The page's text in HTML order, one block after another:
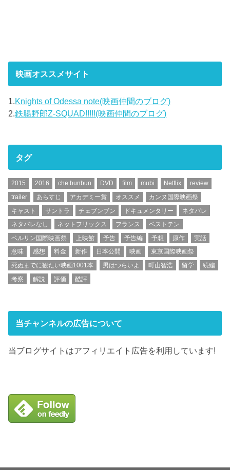
映画オススメサイト
1.Knights of Odessa note(映画仲間のブログ)
2.鉄腸野郎Z-SQUAD!!!!!(映画仲間のブログ)
タグ
2015 2016 che bunbun DVD film mubi Netflix
review
trailer
あらすじ アカデミー賞 オススメ
カンヌ国際映画祭
キャスト
サントラ チェブンブン ドキュメンタリー
ネタバレ
ネタバレなし
ネットフリックス フランス
ベストテン
ベルリン国際映画祭
上映館 予告 予告編 予想 原作
実話
意味
感想 料金 新作 日本公開 映画
東京国際映画祭
死ぬまでに観たい映画1001本
男はつらいよ 町山智浩 留学
続編
考察
解説 評価 酷評
当チャンネルの広告について
当ブログサイトはアフィリエイト広告を利用しています!